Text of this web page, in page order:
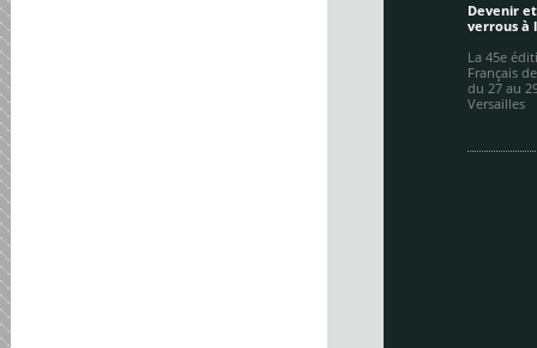
Devenir
verrous à
La 45e
Français
du 27 au
Versailles